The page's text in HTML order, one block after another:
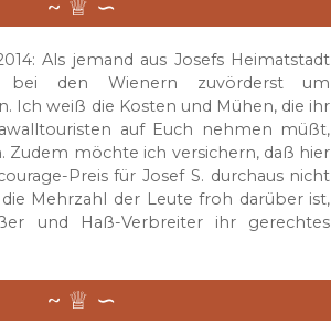
Als jemand aus Josefs Heimatstadt
den Wienern zuvörderst um
Ich weiß die Kosten und Mühen, die ihr
auf Euch nehmen müßt,
Zudem möchte ich versichern, daß hier
Preis für Josef S. durchaus nicht
Mehrzahl der Leute froh darüber ist,
und Haß-Verbreiter ihr gerechtes